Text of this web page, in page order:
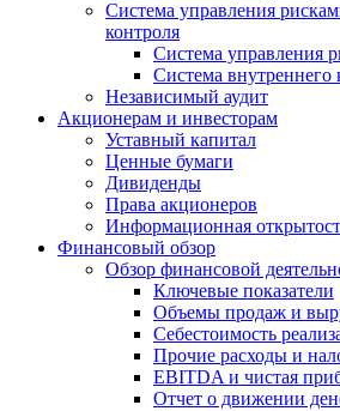
Система управления
контроля
Система управления
Система внутреннего
Независимый аудит
Акционерам и инвесторам
Уставный капитал
Ценные бумаги
Дивиденды
Права акционеров
Информационная
Финансовый обзор
Обзор финансовой
Ключевые показатели
Объемы продаж и
Себестоимость
Прочие расходы и
EBITDA и чистая
Отчет о движении